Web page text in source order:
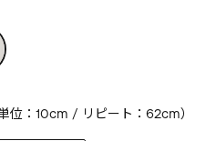
位：10cm / リピート：62cm）